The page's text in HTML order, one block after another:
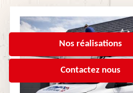
Nos réalisations
Contactez nous